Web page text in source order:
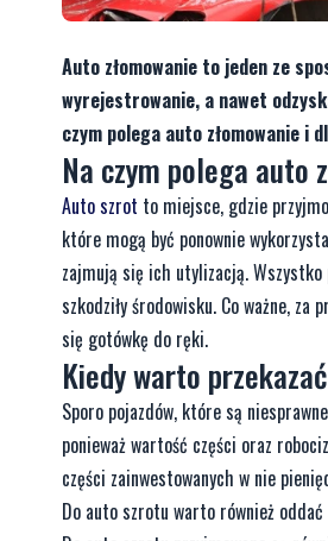
Auto złomowanie to jeden ze
wyrejestrowanie, a nawet
czym polega auto złomowanie
Na czym polega auto
Auto szrot to miejsce, gdzie
które mogą być ponownie
zajmują się ich utylizacją. Wszystko
szkodziły środowisku. Co ważne,
się gotówkę do ręki.
Kiedy warto
Sporo pojazdów, które są
ponieważ wartość części oraz
części zainwestowanych w nie
Do auto szrotu warto również